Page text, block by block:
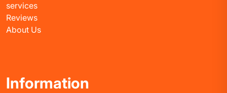
services
Reviews
About Us
Information